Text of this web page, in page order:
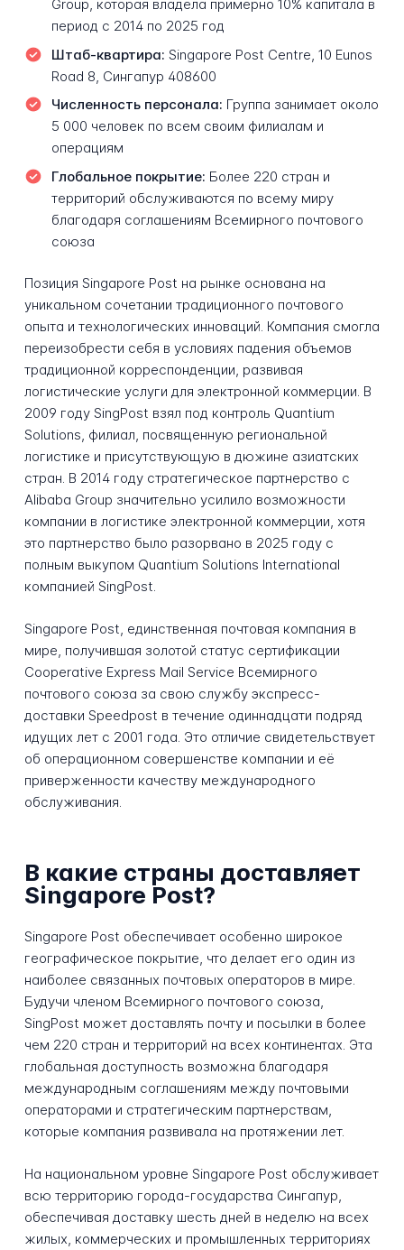
Group, которая владела примерно 10% капитала в
период с 2014 по 2025 год
Штаб-квартира: Singapore Post Centre, 10 Eunos
Road 8, Сингапур 408600
Численность персонала: Группа занимает около
5 000 человек по всем своим филиалам и
операциям
Глобальное покрытие: Более 220 стран и
территорий обслуживаются по всему миру
благодаря соглашениям Всемирного почтового
союза
Позиция Singapore Post на рынке основана на
уникальном сочетании традиционного почтового
опыта и технологических инноваций. Компания смогла
переизобрести себя в условиях падения объемов
традиционной корреспонденции, развивая
логистические услуги для электронной коммерции. В
2009 году SingPost взял под контроль Quantium
Solutions, филиал, посвященную региональной
логистике и присутствующую в дюжине азиатских
стран. В 2014 году стратегическое партнерство с
Alibaba Group значительно усилило возможности
компании в логистике электронной коммерции, хотя
это партнерство было разорвано в 2025 году с
полным выкупом Quantium Solutions International
компанией SingPost.
Singapore Post, единственная почтовая компания в
мире, получившая золотой статус сертификации
Cooperative Express Mail Service Всемирного
почтового союза за свою службу экспресс-
доставки Speedpost в течение одиннадцати подряд
идущих лет с 2001 года. Это отличие свидетельствует
об операционном совершенстве компании и её
приверженности качеству международного
обслуживания.
В какие страны доставляет
Singapore Post?
Singapore Post обеспечивает особенно широкое
географическое покрытие, что делает его один из
наиболее связанных почтовых операторов в мире.
Будучи членом Всемирного почтового союза,
SingPost может доставлять почту и посылки в более
чем 220 стран и территорий на всех континентах. Эта
глобальная доступность возможна благодаря
международным соглашениям между почтовыми
операторами и стратегическим партнерствам,
которые компания развивала на протяжении лет.
На национальном уровне Singapore Post обслуживает
всю территорию города-государства Сингапур,
обеспечивая доставку шесть дней в неделю на всех
жилых, коммерческих и промышленных территориях